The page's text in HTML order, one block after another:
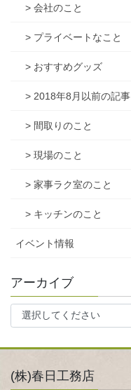
> 会社のこと
> プライベートなこと
> おすすめグッズ
> 2018年8月以前の記事
> 間取りのこと
> 現場のこと
> 家事ラク室のこと
> キッチンのこと
イベント情報
アーカイブ
(株)春日工務店